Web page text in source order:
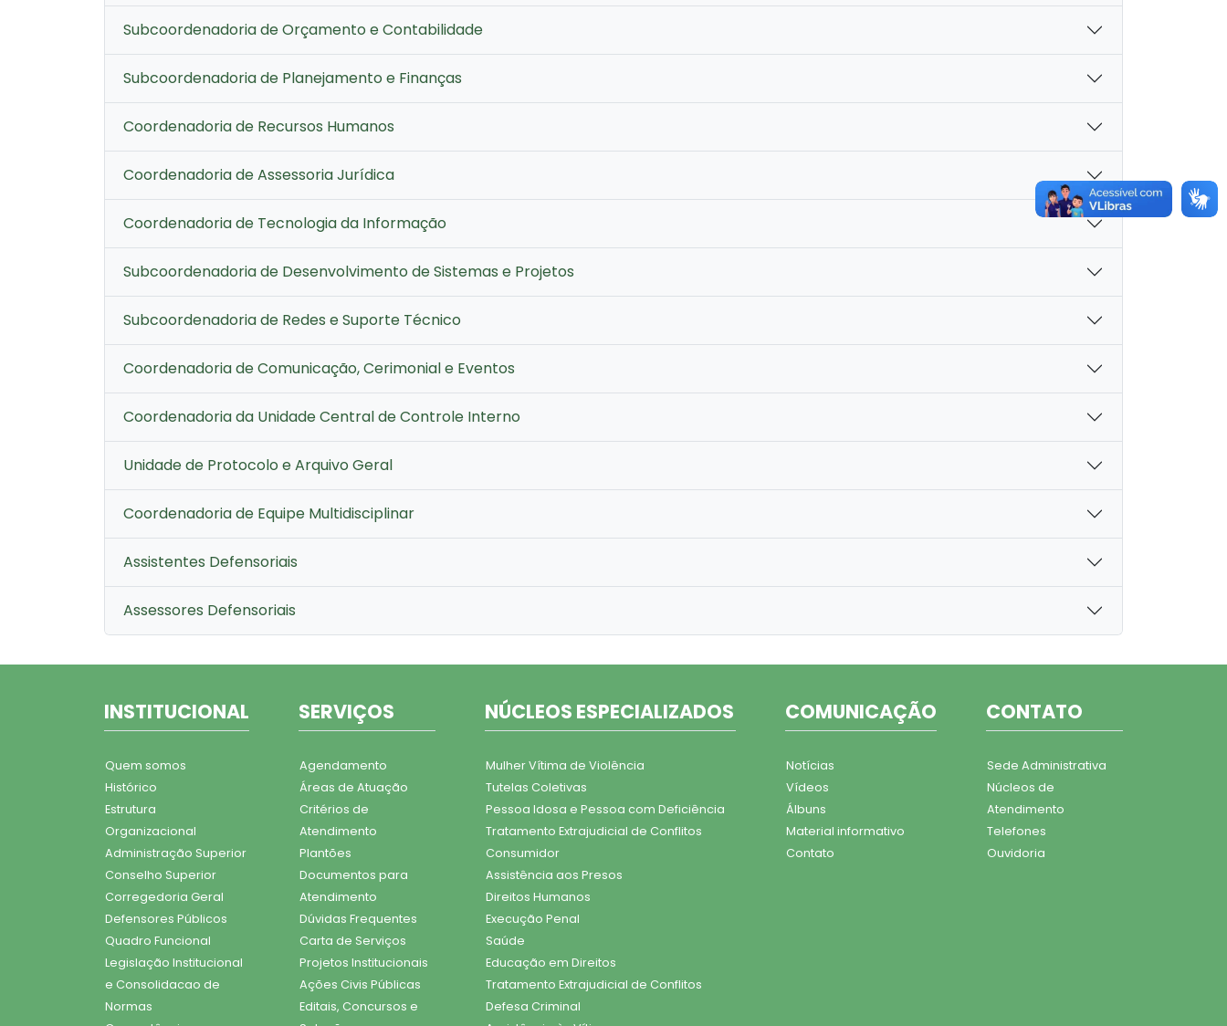
Subcoordenadoria de Orçamento e Contabilidade
Subcoordenadoria de Planejamento e Finanças
Coordenadoria de Recursos Humanos
Coordenadoria de Assessoria Jurídica
Coordenadoria de Tecnologia da Informação
Subcoordenadoria de Desenvolvimento de Sistemas e Projetos
Subcoordenadoria de Redes e Suporte Técnico
Coordenadoria de Comunicação, Cerimonial e Eventos
Coordenadoria da Unidade Central de Controle Interno
Unidade de Protocolo e Arquivo Geral
Coordenadoria de Equipe Multidisciplinar
Assistentes Defensoriais
Assessores Defensoriais
INSTITUCIONAL
Quem somos
Histórico
Estrutura
Organizacional
Administração Superior
Conselho Superior
Corregedoria Geral
Defensores Públicos
Quadro Funcional
Legislação Institucional
e Consolidacao de
Normas
SERVIÇOS
Agendamento
Áreas de Atuação
Critérios de
Atendimento
Plantões
Documentos para
Atendimento
Dúvidas Frequentes
Carta de Serviços
Projetos Institucionais
Ações Civis Públicas
Editais, Concursos e
NÚCLEOS ESPECIALIZADOS
Mulher Vítima de Violência
Tutelas Coletivas
Pessoa Idosa e Pessoa com Deficiência
Tratamento Extrajudicial de Conflitos
Consumidor
Assistência aos Presos
Direitos Humanos
Execução Penal
Saúde
Educação em Direitos
Tratamento Extrajudicial de Conflitos
Defesa Criminal
COMUNICAÇÃO
Notícias
Vídeos
Álbuns
Material informativo
Contato
CONTATO
Sede Administrativa
Núcleos de
Atendimento
Telefones
Ouvidoria